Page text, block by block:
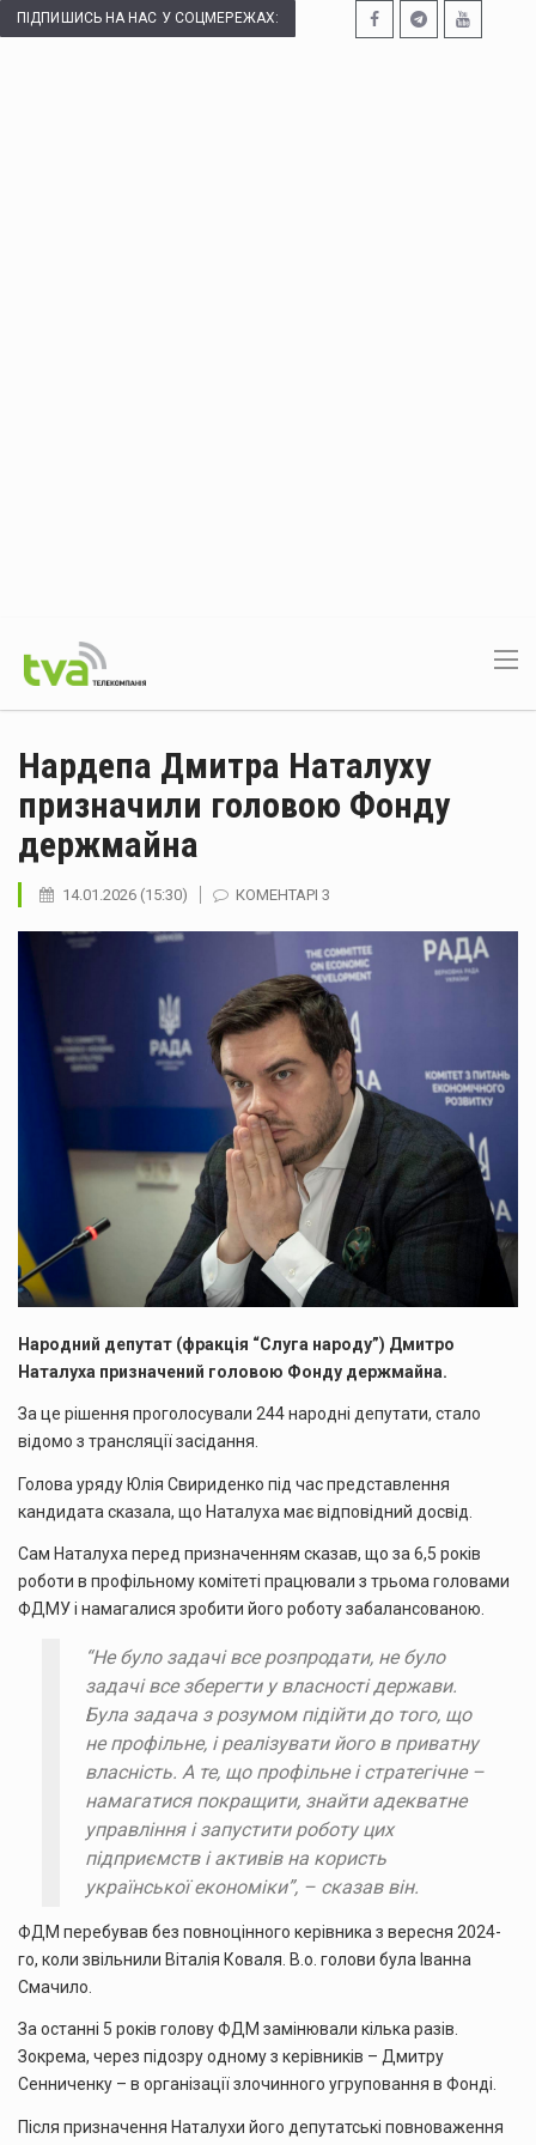
ПІДПИШИСЬ НА НАС У СОЦМЕРЕЖАХ:
Нардепа Дмитра Наталуху
призначили головою Фонду
держмайна
14.01.2026 (15:30) КОМЕНТАРІ 3
Народний депутат (фракція “Слуга народу”) Дмитро
Наталуха призначений головою Фонду держмайна.
За це рішення проголосували 244 народні депутати, стало
відомо з трансляції засідання.
Голова уряду Юлія Свириденко під час представлення
кандидата сказала, що Наталуха має відповідний досвід.
Сам Наталуха перед призначенням сказав, що за 6,5 років
роботи в профільному комітеті працювали з трьома головами
ФДМУ і намагалися зробити його роботу забалансованою.
“Не було задачі все розпродати, не було
задачі все зберегти у власності держави.
Була задача з розумом підійти до того, що
не профільне, і реалізувати його в приватну
власність. А те, що профільне і стратегічне –
намагатися покращити, знайти адекватне
управління і запустити роботу цих
підприємств і активів на користь
української економіки”, – сказав він.
ФДМ перебував без повноцінного керівника з вересня 2024-
го, коли звільнили Віталія Коваля. В.о. голови була Іванна
Смачило.
За останні 5 років голову ФДМ замінювали кілька разів.
Зокрема, через підозру одному з керівників – Дмитру
Сенниченку – в організації злочинного угруповання в Фонді.
Після призначення Наталухи його депутатські повноваження